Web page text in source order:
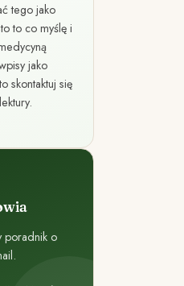
tego jako
to co myślę i
jako
skontaktuj się
poradnik o